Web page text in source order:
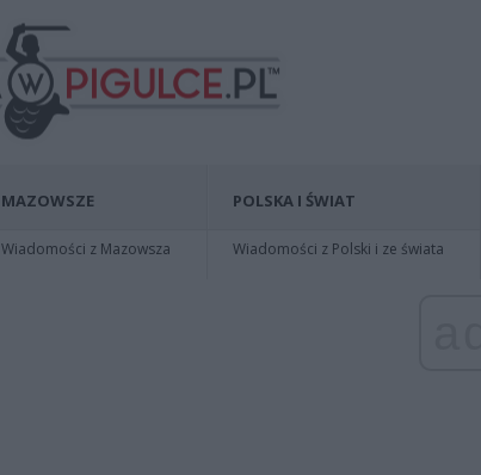
MAZOWSZE
Wiadomości z Mazowsza
POLSKA I ŚWIAT
Wiadomości z Polski i ze świata